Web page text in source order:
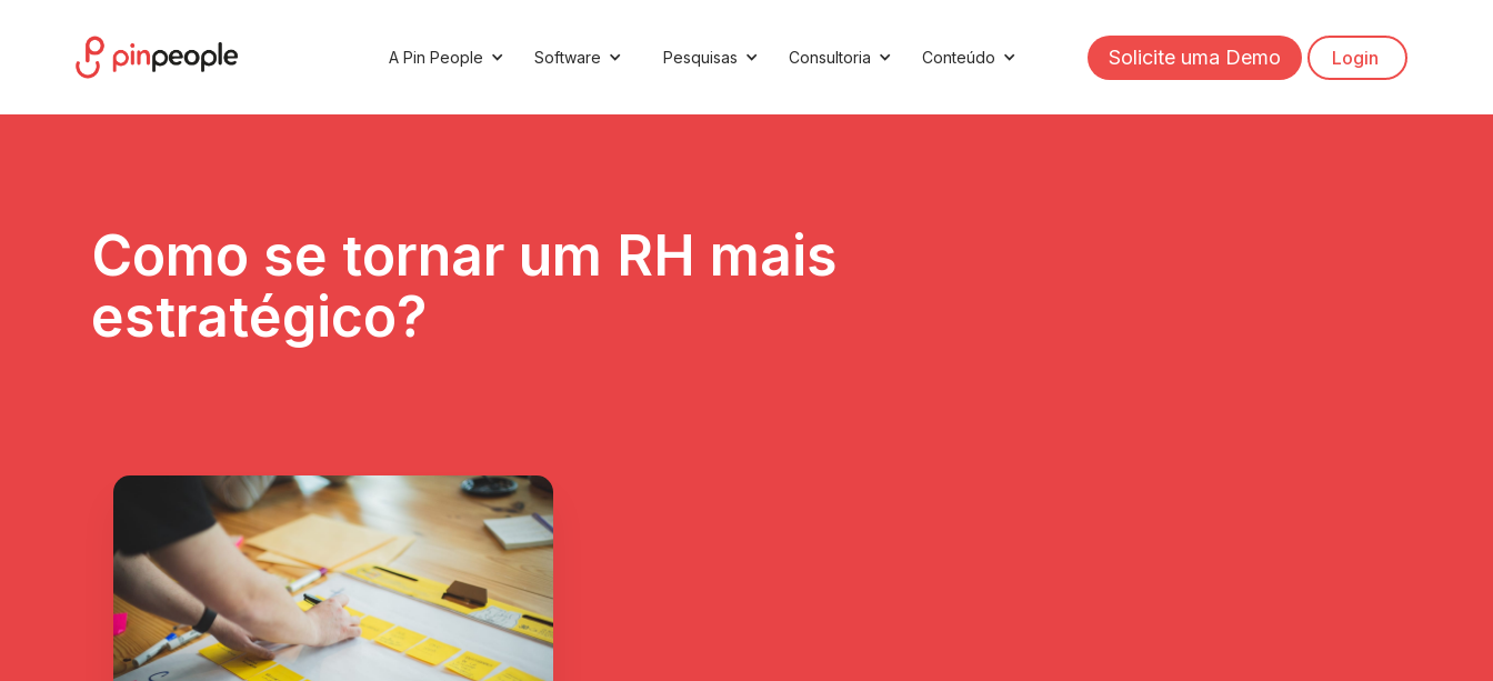
A Pin People Software Pesquisas Consultoria Conteúdo Solicite uma Demo Login
Como se tornar um RH mais
estratégico?